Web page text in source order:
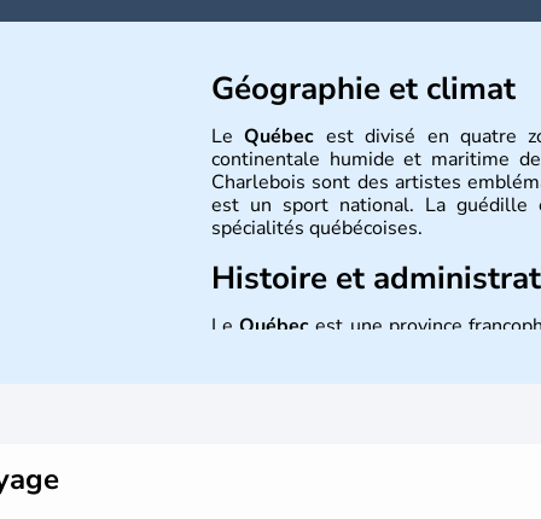
Géographie et climat
LeQuébec est divisé en quatre
continentale humide et maritime
Charlebois sont des artistes
est un sport national. La guédille
spécialités québécoises.
Histoire et
LeQuébec est une province